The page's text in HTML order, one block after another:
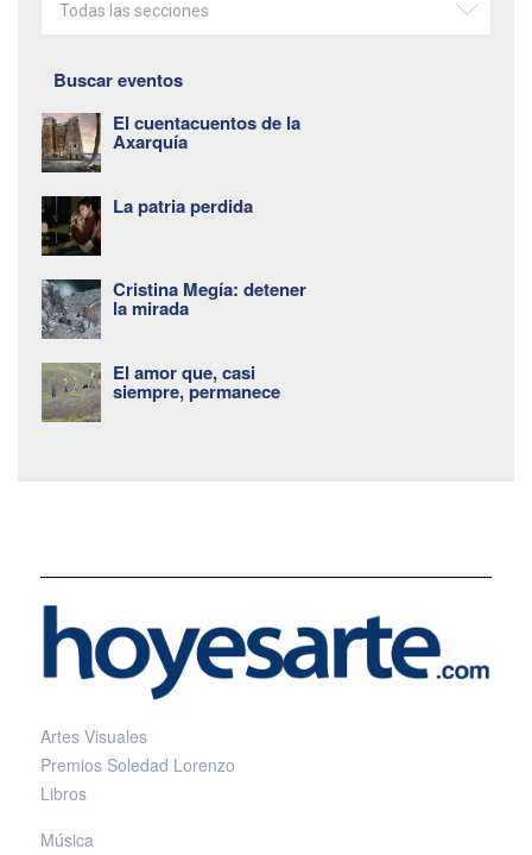
Todas las secciones
Buscar eventos
El cuentacuentos de la
Axarquía
La patria perdida
Cristina Megía: detener
la mirada
El amor que, casi
siempre, permanece
Artes Visuales
Premios Soledad Lorenzo
Libros
Música